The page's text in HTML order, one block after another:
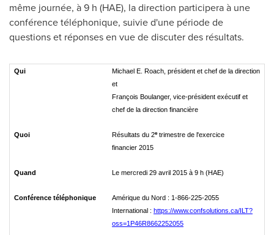
même journée, à 9 h (HAE), la direction participera à une
conférence téléphonique, suivie d'une période de
questions et réponses en vue de discuter des résultats.
Qui
Michael E. Roach, président et chef de la direction
et
François Boulanger, vice-président exécutif et
chef de la direction financière
Quoi Résultats du 2etrimestre de l'exercice
financier 2015
Quand Le mercredi 29 avril 2015 à 9 h (HAE)
Conférence téléphonique
Amérique du Nord : 1-866-225-2055
International : https://www.confsolutions.ca/ILT?
oss=1P46R8662252055